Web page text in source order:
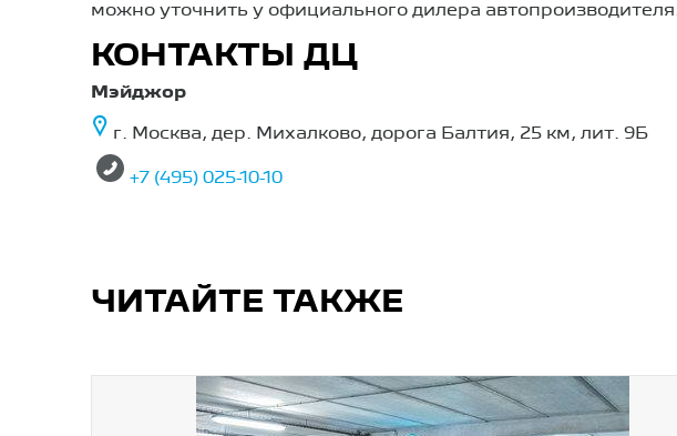
можно уточнить у официального дилера автопроизводителя.
КОНТАКТЫ ДЦ
Мэйджор
г. Москва, дер. Михалково, дорога Балтия, 25 км, лит. 9Б
+7 (495) 025-10-10
ЧИТАЙТЕ ТАКЖЕ